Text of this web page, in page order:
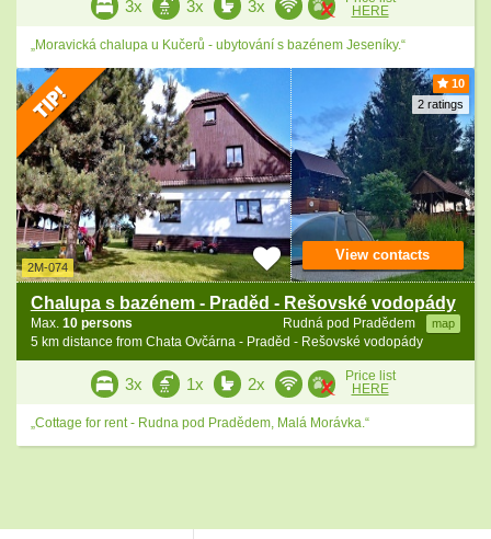
3x 3x 3x
HERE
„Moravická chalupa u Kučerů - ubytování s bazénem Jeseníky.“
10
2 ratings
2M-074
Chalupa s bazénem - Praděd - Rešovské vodopády
Rudná pod Pradědem map
Max. 10 persons
5 km distance from Chata Ovčárna - Praděd - Rešovské vodopády
View contacts
3x 1x 2x
Price list
HERE
„Cottage for rent - Rudna pod Pradědem, Malá Morávka.“